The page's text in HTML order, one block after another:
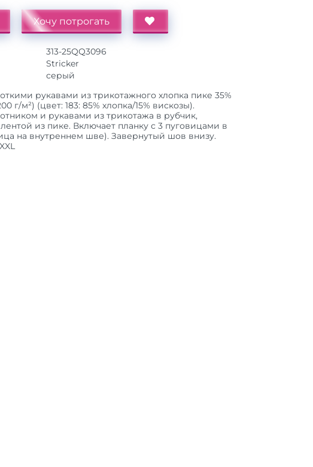
Хочу потрогать
313-25QQ3096
Stricker
серый
рукавами из трикотажного хлопка пике 35%
г/м²) (цвет: 183: 85% хлопка/15% вискозы).
и рукавами из трикотажа в рубчик,
из пике. Включает планку с 3 пуговицами в
на внутреннем шве). Завернутый шов внизу.